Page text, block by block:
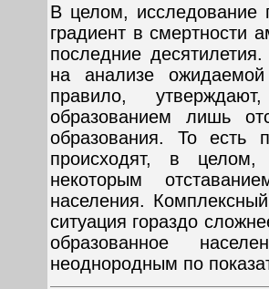
В целом, исследование
градиент в смертности
последние
на анализе ожидаемой
правило,
образованием лишь
образования. То есть
происходят, в
некоторым
населения.
ситуация гораздо
образованное
неоднородным по